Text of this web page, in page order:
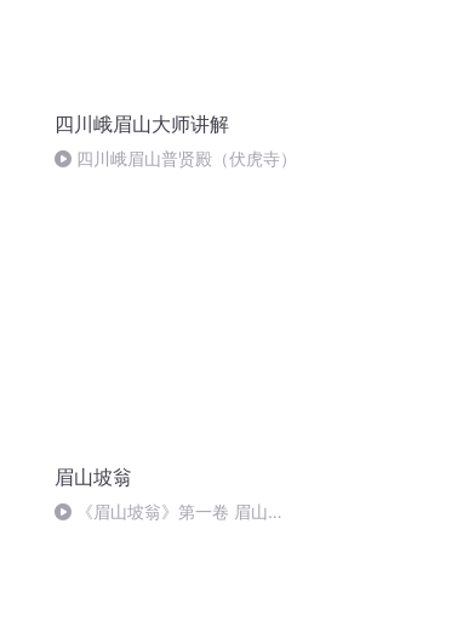
四川峨眉山大师讲解
四川峨眉山普贤殿（伏虎寺）
眉山坡翁
《眉山坡翁》第一卷 眉山少